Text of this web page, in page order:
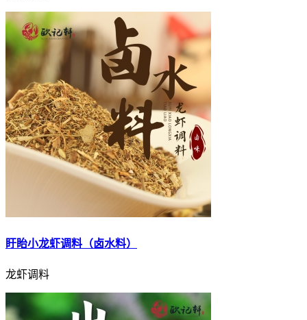
盱眙小龙虾调料（卤水料）
龙虾调料